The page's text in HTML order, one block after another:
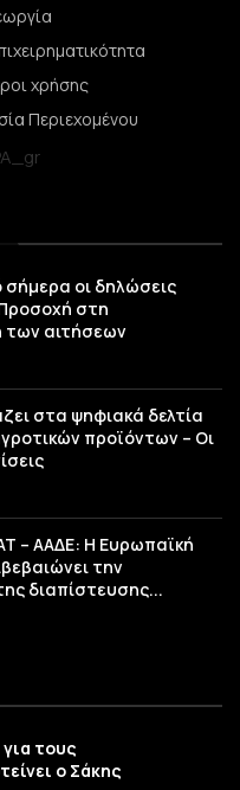
χρήσης
Περιεχομένου
σήμερα οι δηλώσεις
στη
αιτήσεων
στα ψηφιακά δελτία
προϊόντων – Οι
– ΑΑΔΕ: H Ευρωπαϊκή
την
διαπίστευσης...
τους
ο Σάκης